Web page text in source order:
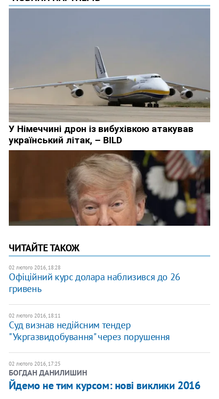
ЧИТАЙТЕ ТАКОЖ
02 лютого 2016, 18:28
Офіційний курс долара наблизився до 26
гривень
02 лютого 2016, 18:11
Суд визнав недійсним тендер
"Укргазвидобування" через порушення
02 лютого 2016, 17:25
БОГДАН ДАНИЛИШИН
Йдемо не тим курсом: нові виклики 2016